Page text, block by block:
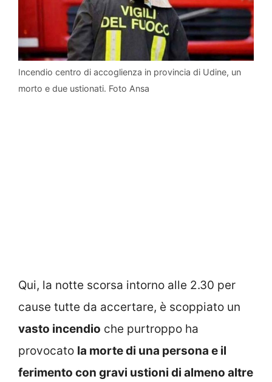
Incendio centro di accoglienza in provincia di Udine, un
morto e due ustionati. Foto Ansa
Qui, la notte scorsa intorno alle 2.30 per
cause tutte da accertare, è scoppiato un
vasto incendio che purtroppo ha
provocato la morte di una persona e il
ferimento con gravi ustioni di almeno altre